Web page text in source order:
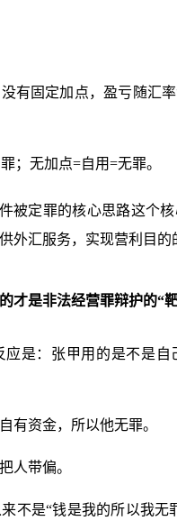
有固定加点，盈亏随汇
；无加点=自用=无罪。
被定罪的核心思路这个
外汇服务，实现营利目的
才是非法经营罪辩护的“
是：张甲用的是不是
有资金，所以他无罪。
人带偏。
不是“钱是我的所以我无